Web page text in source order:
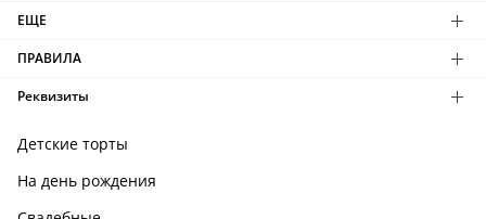
ЕЩЕ
ПРАВИЛА
Реквизиты
Детские торты
На день рождения